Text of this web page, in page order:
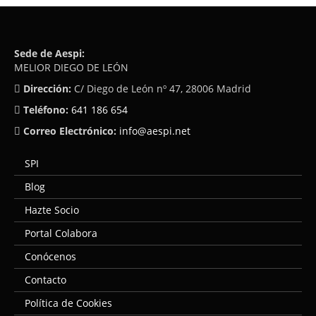
Sede de Aespi:
MELIOR DIEGO DE LEÓN
Dirección: C/ Diego de León nº 47, 28006 Madrid
Teléfono: 641 186 654
Correo Electrónico: info@aespi.net
SPI
Blog
Hazte Socio
Portal Colabora
Conócenos
Contacto
Política de Cookies